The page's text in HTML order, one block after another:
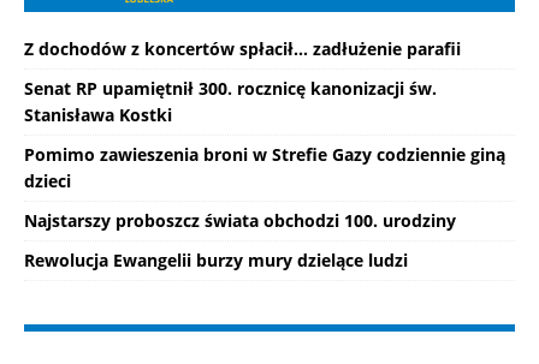
Z dochodów z koncertów spłacił... zadłużenie parafii
Senat RP upamiętnił 300. rocznicę kanonizacji św.
Stanisława Kostki
Pomimo zawieszenia broni w Strefie Gazy codziennie giną
dzieci
Najstarszy proboszcz świata obchodzi 100. urodziny
Rewolucja Ewangelii burzy mury dzielące ludzi